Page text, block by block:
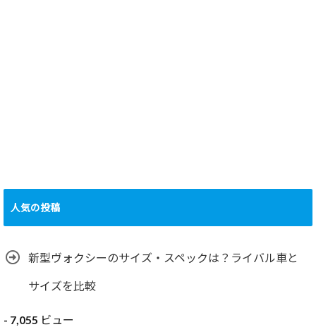
人気の投稿
新型ヴォクシーのサイズ・スペックは？ライバル車と
サイズを比較
- 7,055 ビュー